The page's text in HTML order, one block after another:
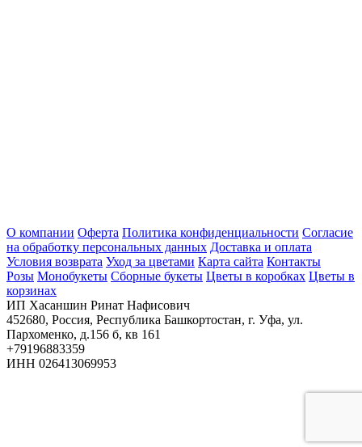
О компании Оферта Политика конфиденциальности Согласие
на обработку персональных данных Доставка и оплата
Условия возврата Уход за цветами Карта сайта Контакты
Розы Монобукеты Сборные букеты Цветы в коробках Цветы в
корзинах
ИП Хасаншин Ринат Нафисович
452680, Россия, Республика Башкортостан, г. Уфа, ул.
Пархоменко, д.156 б, кв 161
+79196883359
ИНН 026413069953